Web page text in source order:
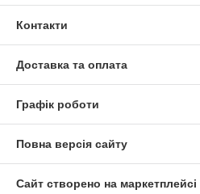
Контакти
Доставка та оплата
Графік роботи
Повна версія сайту
Сайт створено на маркетплейсі